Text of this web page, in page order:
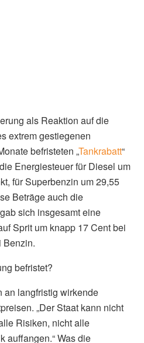
als Reaktion auf die
extrem gestiegenen
befristeten „Tankrabatt“
Energiesteuer für Diesel um
für Superbenzin um 29,55
Beträge auch die
sich insgesamt eine
Sprit um knapp 17 Cent bei
Benzin.
befristet?
an langfristig wirkende
„Der Staat kann nicht
Risiken, nicht alle
auffangen.“ Was die